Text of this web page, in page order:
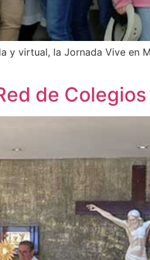
y virtual, la Jornada Vive en
de